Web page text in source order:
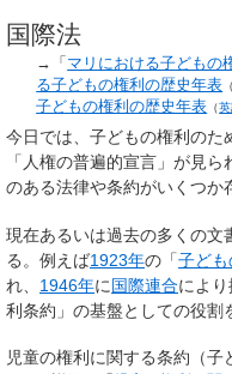
国際法
→「 マリにおける子どもの
る子どもの権利の歴史年表
子どもの権利の歴史年表 （
今日では、子どもの権利のた
「人権の普遍的宣言」が見
のある法律や条約がいくつか
現在あるいは過去の多くの文
る。例えば1923年の「子ど
れ、 1946年に国際連合によ
利条約」の基盤としての役割
児童の権利に関する条約（子